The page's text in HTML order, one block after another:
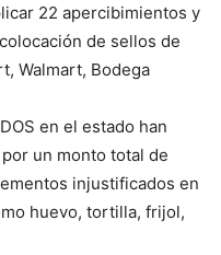
22 apercibimientos y
de sellos de
Walmart, Bodega
en el estado han
un monto total de
injustificados en
huevo, tortilla, frijol,